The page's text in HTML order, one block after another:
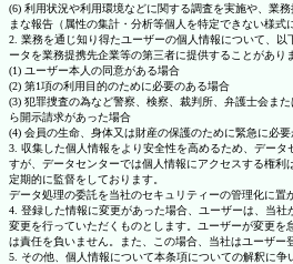
(6) 利用状況や利用環境などに関する調査を実施や、業
まな報告（属性の集計・分析等個人を特定できない様式
2. 業務を通じ知り得たユーザーの個人情報について、
ータを業務提携先企業等の第三者に提供することがあり
(1) ユーザー本人の同意がある場合
(2) 第1項の利用目的のために必要のある場合
(3) 犯罪捜査の為など警察、検察、裁判所、弁護士会ま
ら開示請求があった場合
(4) 会員の生命、身体又は財産の保護のために緊急に必
3. 収集した個人情報をより安全性を高めるため、データ
すが、データセンターでは個人情報にアクセスする権利
定期的に監督をしております。
データ処理の委託を当社のセキュリティーの管理化に置
4. 登録した情報に変更があった場合、ユーザーは、当
変更を行っていただくものとします。ユーザーが変更を
は責任を負いません。また、この場合、当社はユーザー
5. その他、個人情報について本条項についての解釈に争